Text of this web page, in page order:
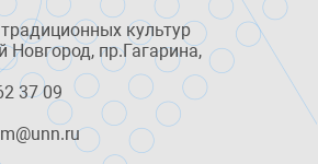
культур
Новгород, пр.Гагарина,
37 09